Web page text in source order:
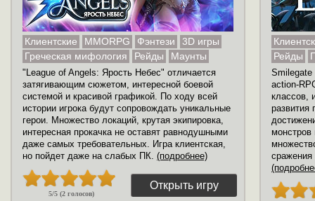
Клиентские MMORPG Фэнтези
3D игры
Греческая мифология
Рейды Маунты
"League of Angels: Ярость Небес" отличается
затягивающим сюжетом, интересной боевой
системой и красивой графикой. По ходу всей
истории игрока будут сопровождать уникальные
герои. Множество локаций, крутая экипировка,
интересная прокачка не оставят равнодушными
даже самых требовательных. Игра клиентская,
но пойдет даже на слабых ПК. (подробнее)
5/5 (2 голосов)
Открыть игру
Рейды
Smilegate
action-
классов,
развития
монстров